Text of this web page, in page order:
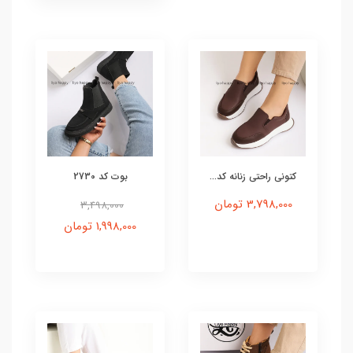
کتونی راحتی زنانه کد...
3,798,000 تومان
بوت کد 2730
3,498,000
1,998,000 تومان